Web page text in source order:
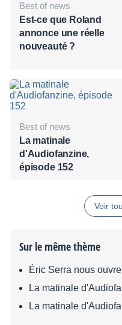
Best of news
Est-ce que Roland
annonce une réelle
nouveauté ?
Best of news
La matinale
d'Audiofanzine,
épisode 152
Voir
Sur le même thème
Éric Serra nous
La matinale
La matinale